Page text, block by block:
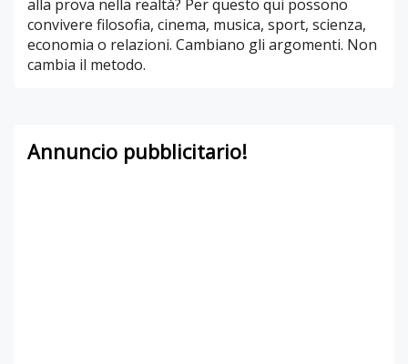
alla prova nella realtà? Per questo qui possono
convivere filosofia, cinema, musica, sport, scienza,
economia o relazioni. Cambiano gli argomenti. Non
cambia il metodo.
Annuncio pubblicitario!